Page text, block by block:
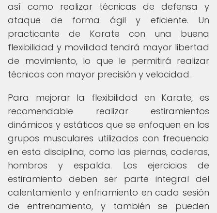
así como realizar técnicas de defensa y
ataque de forma ágil y eficiente. Un
practicante de Karate con una buena
flexibilidad y movilidad tendrá mayor libertad
de movimiento, lo que le permitirá realizar
técnicas con mayor precisión y velocidad.
Para mejorar la flexibilidad en Karate, es
recomendable realizar estiramientos
dinámicos y estáticos que se enfoquen en los
grupos musculares utilizados con frecuencia
en esta disciplina, como las piernas, caderas,
hombros y espalda. Los ejercicios de
estiramiento deben ser parte integral del
calentamiento y enfriamiento en cada sesión
de entrenamiento, y también se pueden